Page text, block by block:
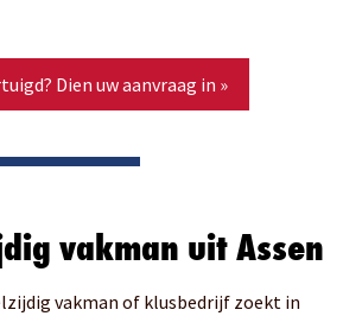
Dien uw aanvraag in »
vakman uit Assen
vakman of klusbedrijf zoekt in